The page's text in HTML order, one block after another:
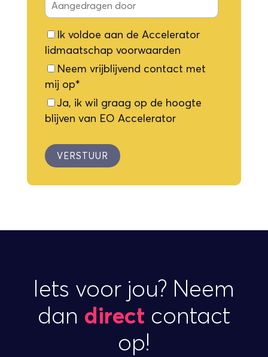
Ik voldoe aan de Accelerator
lidmaatschap voorwaarden
Neem vrijblijvend contact met
mij op*
Ja, ik wil graag op de hoogte
blijven van EO Accelerator
Iets voor jou? Neem
dan direct contact
op!